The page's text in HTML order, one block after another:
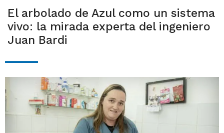
El arbolado de Azul como un sistema
vivo: la mirada experta del ingeniero
Juan Bardi